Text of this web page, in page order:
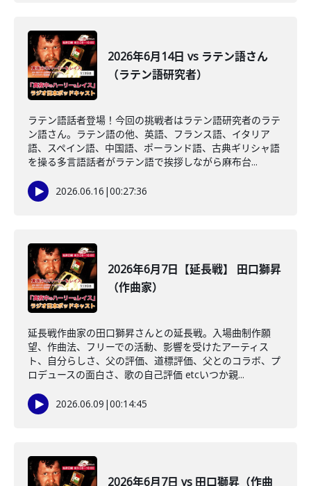
2026年6月14日 vs ラテン語さん
（ラテン語研究者）
ラテン語話者登場！今回の挑戦者はラテン語研究者のラテ
ン語さん。ラテン語の他、英語、フランス語、イタリア
語、スペイン語、中国語、ポーランド語、古典ギリシャ語
を操る多言語話者がラテン語で挨拶しながら麻布台...
2026.06.16 |00:27:36
2026年6月7日【延長戦】 田口獅昇
（作曲家）
延長戦作曲家の田口獅昇さんとの延長戦。入場曲制作願
望、作曲法、フリーでの活動、影響を受けたアーティス
ト、自分らしさ、父の評価、道標評価、父とのコラボ、プ
ロデュースの面白さ、歌の自己評価 etcいつか親...
2026.06.09 |00:14:45
2026年6月7日 vs 田口獅昇（作曲